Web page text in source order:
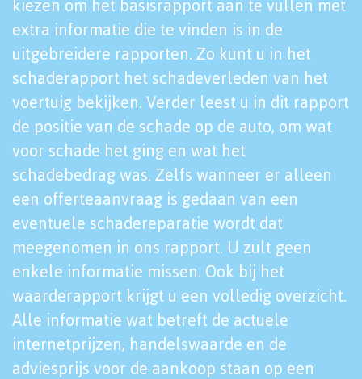
kiezen om het basisrapport aan te vullen met
extra informatie die te vinden is in de
uitgebreidere rapporten. Zo kunt u in het
schaderapport het schadeverleden van het
voertuig bekijken. Verder leest u in dit rapport
de positie van de schade op de auto, om wat
voor schade het ging en wat het
schadebedrag was. Zelfs wanneer er alleen
een offerteaanvraag is gedaan van een
eventuele schadereparatie wordt dat
meegenomen in ons rapport. U zult geen
enkele informatie missen. Ook bij het
waarderapport krijgt u een volledig overzicht.
Alle informatie wat betreft de actuele
internetprijzen, handelswaarde en de
adviesprijs voor de aankoop staan op een